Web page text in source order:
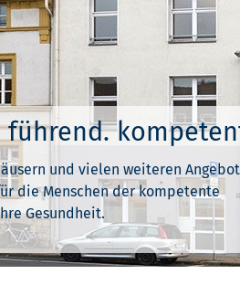
führend.
und vielen weiteren
die Menschen der kompetente
Gesundheit.